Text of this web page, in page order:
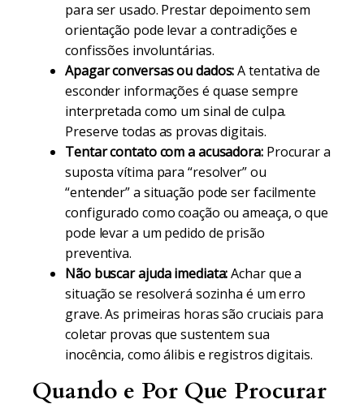
para ser usado. Prestar depoimento sem
orientação pode levar a contradições e
confissões involuntárias.
Apagar conversas ou dados:A tentativa de
esconder informações é quase sempre
interpretada como um sinal de culpa.
Preserve todas as provas digitais.
Tentar contato com a acusadora:Procurar a
suposta vítima para “resolver” ou
“entender” a situação pode ser facilmente
configurado como coação ou ameaça, o que
pode levar a um pedido de prisão
preventiva.
Não buscar ajuda imediata:Achar que a
situação se resolverá sozinha é um erro
grave. As primeiras horas são cruciais para
coletar provas que sustentem sua
inocência, como álibis e registros digitais.
Quando e Por Que Procurar